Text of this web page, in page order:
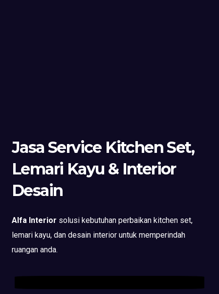
Jasa Service Kitchen Set,
Lemari Kayu & Interior
Desain
Alfa Interior solusi kebutuhan perbaikan kitchen set,
lemari kayu, dan desain interior untuk memperindah
ruangan anda.